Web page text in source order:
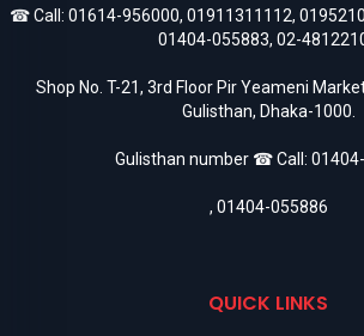
☎ Call: 01614-956000, 01911311112,
01404-055883, 02-
Shop No. T-21, 3rd Floor Pir Yeameni
Gulisthan, Dhaka-1000.
Gulisthan number ☎ Call:
, 01404-055886
QUICK LINKS